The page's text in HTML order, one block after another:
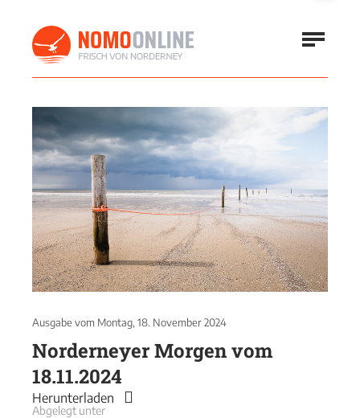
Ausgabe vom Montag, 18. November 2024
Norderneyer Morgen vom
18.11.2024
Herunterladen
Abgelegt unter